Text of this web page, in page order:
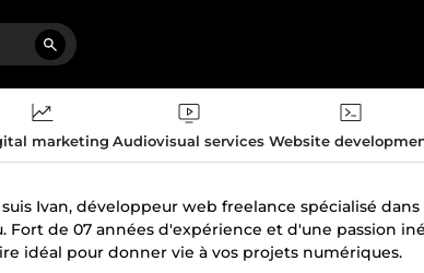
marketing Audiovisual services Website
suis Ivan, développeur web freelance spécialisé
Fort de 07 années d'expérience et d'une passion
idéal pour donner vie à vos projets numériques.